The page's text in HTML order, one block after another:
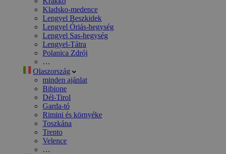
Kladsko-medence
Lengyel Beszkidek
Lengyel Óriás-hegység
Lengyel Sas-hegység
Lengyel-Tátra
Polanica Zdrój
…
Olaszország
minden ajánlat
Bibione
Dél-Tirol
Garda-tó
Rimini és környéke
Toszkána
Trento
Velence
…